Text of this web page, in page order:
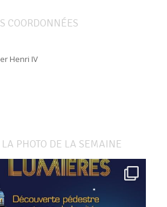
COORDONNÉES
Henri IV
PHOTO DE LA SEMAINE